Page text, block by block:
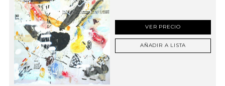
VER PRECIO
AÑADIR A LISTA